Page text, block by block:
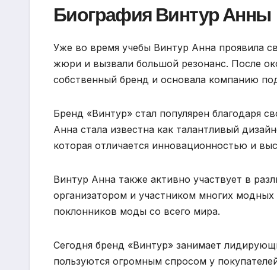
Биография Винтур Анны
Уже во время учебы Винтур Анна проявила
жюри и вызвали большой резонанс. После
собственный бренд и основала компанию
Бренд «Винтур» стал популярен благодаря
Анна стала известна как талантливый
которая отличается инновационностью и
Винтур Анна также активно участвует в
организатором и участником многих
поклонников моды со всего мира.
Сегодня бренд «Винтур» занимает
пользуются огромным спросом у